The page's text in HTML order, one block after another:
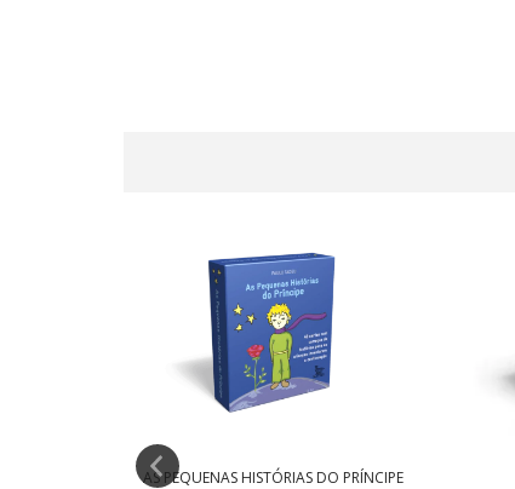
AS PEQUENAS HISTÓRIAS DO PRÍNCIPE